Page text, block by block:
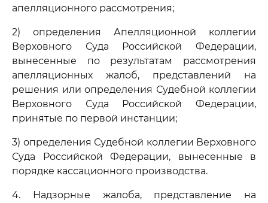
апелляционного рассмотрения;
2) определения Апелляционной коллегии
Верховного Суда Российской Федерации,
вынесенные по результатам рассмотрения
апелляционных жалоб, представлений на
решения или определения Судебной коллегии
Верховного Суда Российской Федерации,
принятые по первой инстанции;
3) определения Судебной коллегии Верховного
Суда Российской Федерации, вынесенные в
порядке кассационного производства.
4. Надзорные жалоба, представление на